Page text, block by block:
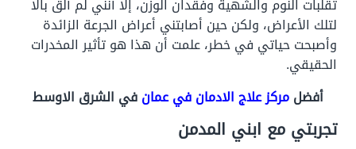
تقلبات النوم والشهية وفقدان الوزن، إلا أنني لم ألق بالًا
لتلك الأعراض، ولكن حين أصابتني أعراض الجرعة الزائدة
وأصبحت حياتي في خطر، علمت أن هذا هو تأثير المخدرات
الحقيقي.
أفضلمركز علاج الادمان في عمانفي الشرق الاوسط
تجربتي مع ابني المدمن